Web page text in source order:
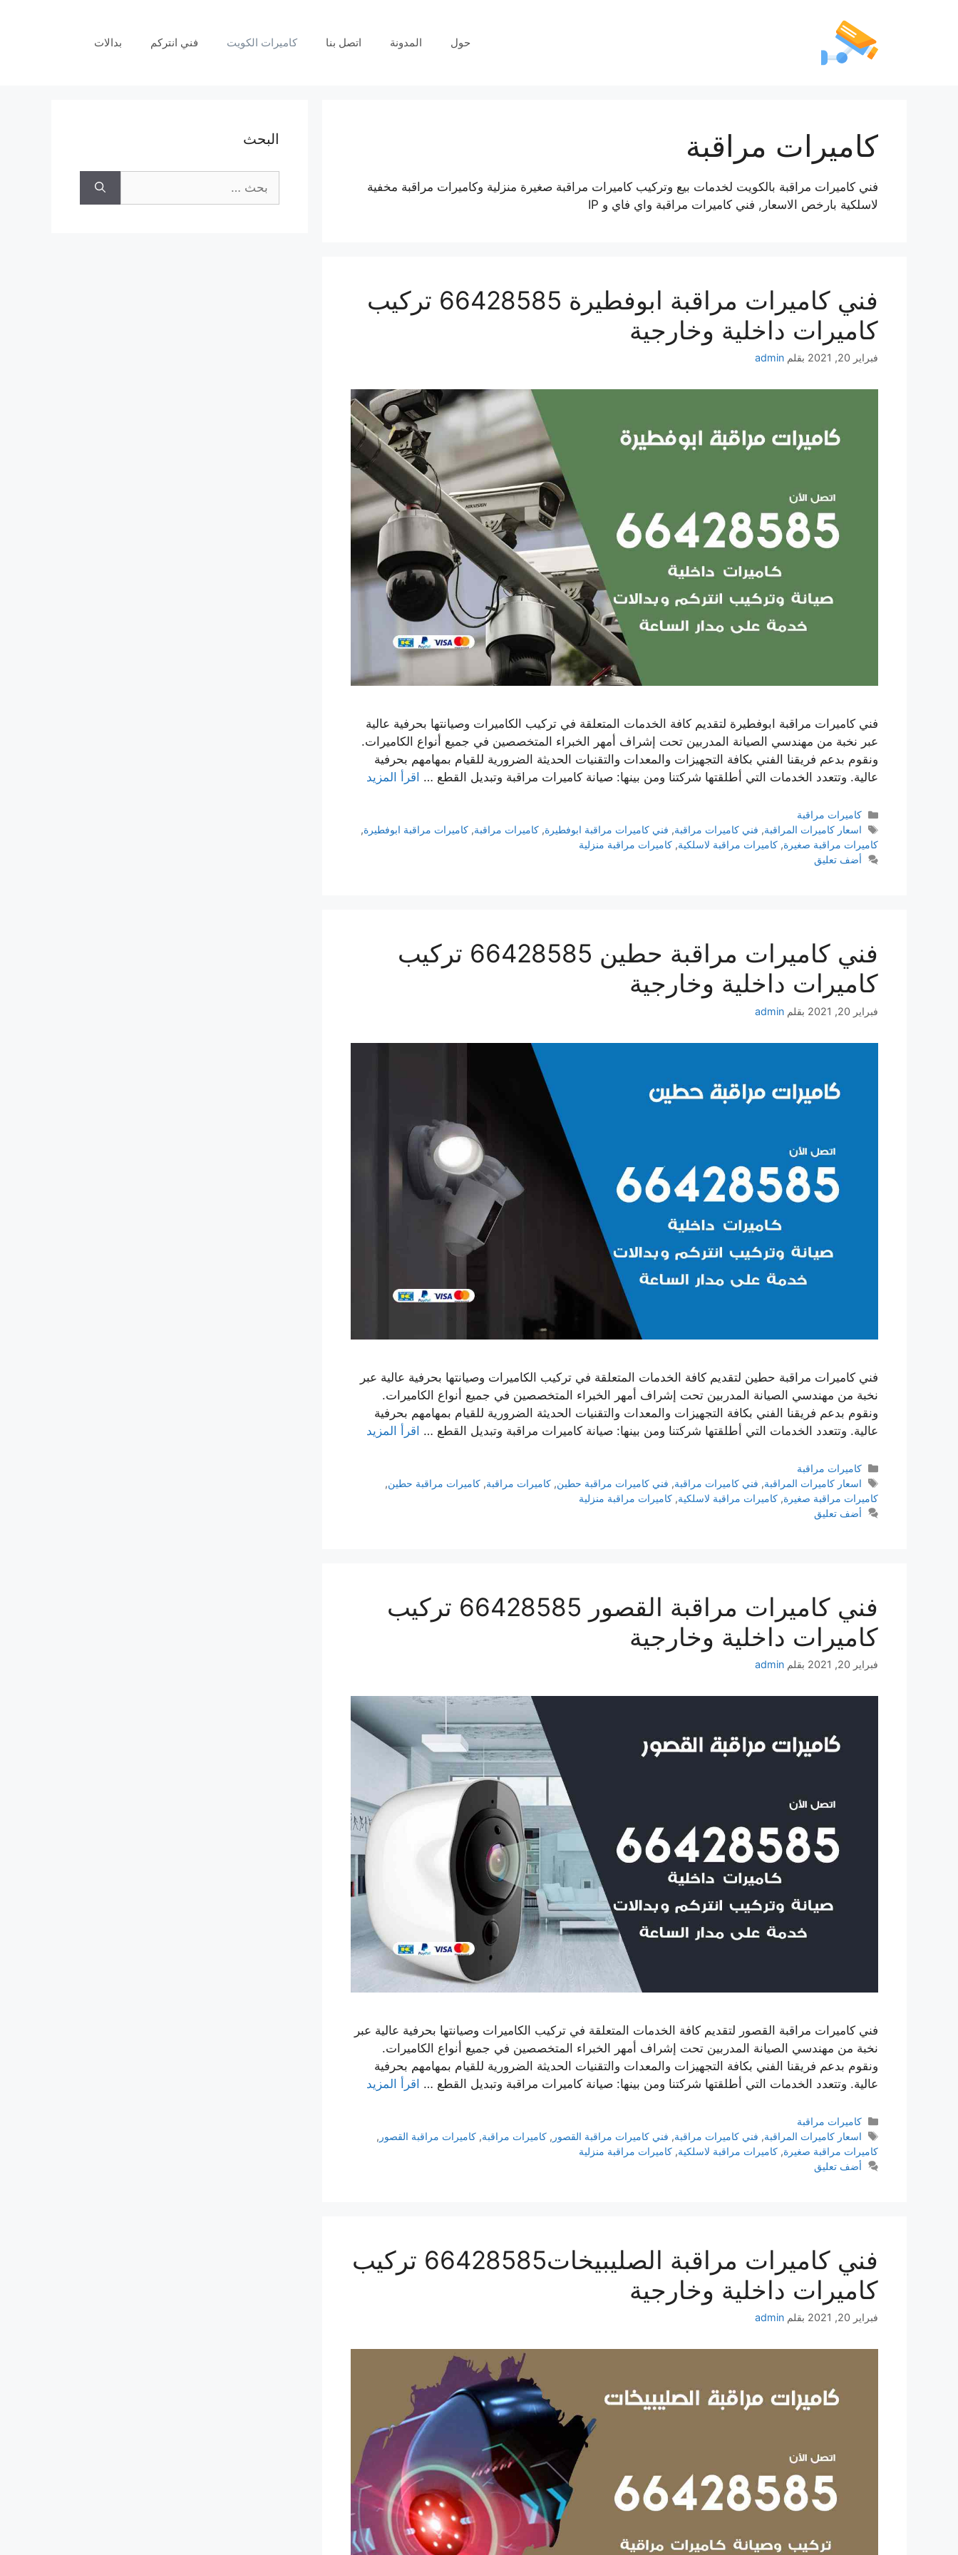
حول المدونة اتصل بنا كاميرات الكويت فني انتركم بدالات
كاميرات مراقبة
فني كاميرات مراقبة بالكويت لخدمات بيع وتركيب كاميرات مراقبة صغيرة منزلية وكاميرات مراقبة مخفية
لاسلكية بارخص الاسعار, فني كاميرات مراقبة واي فاي و IP
فني كاميرات مراقبة ابوفطيرة 66428585 تركيب
كاميرات داخلية وخارجية
فبراير 20, 2021 بقلم admin
فني كاميرات مراقبة ابوفطيرة لتقديم كافة الخدمات المتعلقة في تركيب الكاميرات وصيانتها بحرفية عالية
عبر نخبة من مهندسي الصيانة المدربين تحت إشراف أمهر الخبراء المتخصصين في جميع أنواع الكاميرات.
ونقوم بدعم فريقنا الفني بكافة التجهيزات والمعدات والتقنيات الحديثة الضرورية للقيام بمهامهم بحرفية
عالية. وتتعدد الخدمات التي أطلقتها شركتنا ومن بينها: صيانة كاميرات مراقبة وتبديل القطع … اقرأ المزيد
كاميرات مراقبة
اسعار كاميرات المراقبة, فني كاميرات مراقبة, فني كاميرات مراقبة ابوفطيرة,كاميرات مراقبة,كاميرات مراقبة ابوفطيرة,
كاميرات مراقبة صغيرة, كاميرات مراقبة لاسلكية, كاميرات مراقبة منزلية
أضف تعليق
فني كاميرات مراقبة حطين 66428585 تركيب
كاميرات داخلية وخارجية
فبراير 20, 2021 بقلم admin
فني كاميرات مراقبة حطين لتقديم كافة الخدمات المتعلقة في تركيب الكاميرات وصيانتها بحرفية عالية عبر
نخبة من مهندسي الصيانة المدربين تحت إشراف أمهر الخبراء المتخصصين في جميع أنواع الكاميرات.
ونقوم بدعم فريقنا الفني بكافة التجهيزات والمعدات والتقنيات الحديثة الضرورية للقيام بمهامهم بحرفية
عالية. وتتعدد الخدمات التي أطلقتها شركتنا ومن بينها: صيانة كاميرات مراقبة وتبديل القطع … اقرأ المزيد
كاميرات مراقبة
اسعار كاميرات المراقبة, فني كاميرات مراقبة, فني كاميرات مراقبة حطين,كاميرات مراقبة,كاميرات مراقبة حطين,
كاميرات مراقبة صغيرة, كاميرات مراقبة لاسلكية, كاميرات مراقبة منزلية
أضف تعليق
فني كاميرات مراقبة القصور 66428585 تركيب
كاميرات داخلية وخارجية
فبراير 20, 2021 بقلم admin
فني كاميرات مراقبة القصور لتقديم كافة الخدمات المتعلقة في تركيب الكاميرات وصيانتها بحرفية عالية عبر
نخبة من مهندسي الصيانة المدربين تحت إشراف أمهر الخبراء المتخصصين في جميع أنواع الكاميرات.
ونقوم بدعم فريقنا الفني بكافة التجهيزات والمعدات والتقنيات الحديثة الضرورية للقيام بمهامهم بحرفية
عالية. وتتعدد الخدمات التي أطلقتها شركتنا ومن بينها: صيانة كاميرات مراقبة وتبديل القطع … اقرأ المزيد
كاميرات مراقبة
اسعار كاميرات المراقبة, فني كاميرات مراقبة, فني كاميرات مراقبة القصور ,كاميرات مراقبة,كاميرات مراقبة القصور ,
كاميرات مراقبة صغيرة, كاميرات مراقبة لاسلكية, كاميرات مراقبة منزلية
أضف تعليق
فني كاميرات مراقبة الصليبيخات66428585 تركيب
كاميرات داخلية وخارجية
فبراير 20, 2021 بقلم admin
البحث